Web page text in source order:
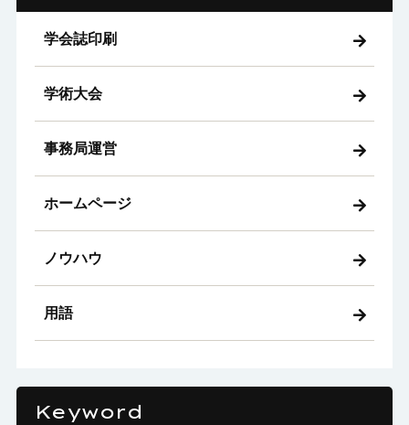
学会誌印刷
学術大会
事務局運営
ホームページ
ノウハウ
用語
Keyword